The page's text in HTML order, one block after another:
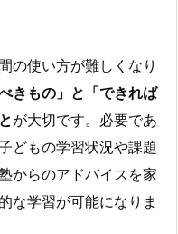
の使い方が難しくなり
きもの」と「できれば
が大切です。必要であ
どもの学習状況や課題
からのアドバイスを家
な学習が可能になりま